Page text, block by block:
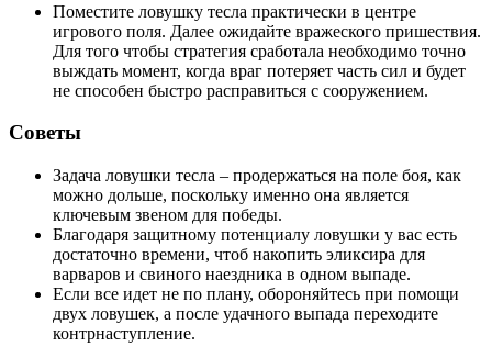
Поместите ловушку тесла практически в центре
игрового поля. Далее ожидайте вражеского пришествия.
Для того чтобы стратегия сработала необходимо точно
выждать момент, когда враг потеряет часть сил и будет
не способен быстро расправиться с сооружением.
Советы
Задача ловушки тесла – продержаться на поле боя, как
можно дольше, поскольку именно она является
ключевым звеном для победы.
Благодаря защитному потенциалу ловушки у вас есть
достаточно времени, чтоб накопить эликсира для
варваров и свиного наездника в одном выпаде.
Если все идет не по плану, обороняйтесь при помощи
двух ловушек, а после удачного выпада переходите
контрнаступление.